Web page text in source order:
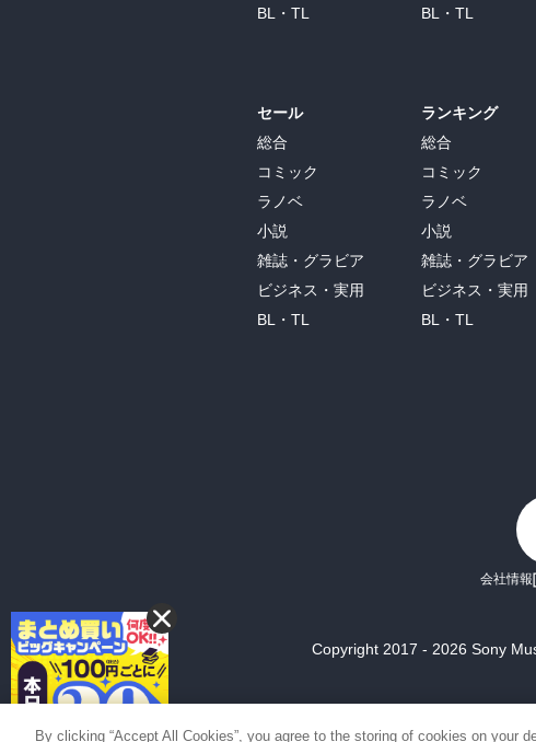
BL・TL
セール
総合
コミック
ラノベ
小説
雑誌・グラビア
ビジネス・実用
BL・TL
BL・TL
ランキング
総合
コミック
ラノベ
小説
雑誌・グラビア
ビジネス・実用
BL・TL
会社情報
Copyright 2017 - 2026 Sony
By clicking “Accept All Cookies”, you agree to the storing of cookies on your